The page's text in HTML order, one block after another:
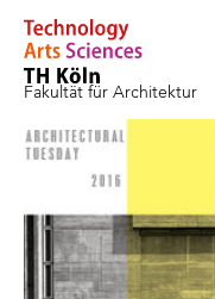
Fakultät für Architektur